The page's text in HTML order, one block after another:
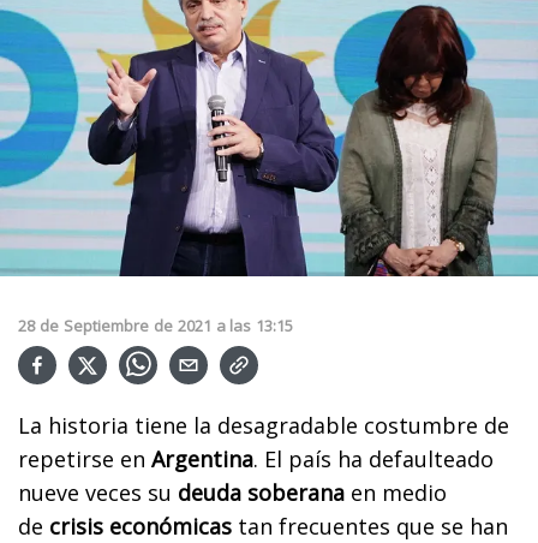
28 de Septiembre de 2021 a las 13:15
La historia tiene la desagradable costumbre de
repetirse en Argentina. El país ha defaulteado
nueve veces su deuda soberana en medio
de crisis económicas tan frecuentes que se han